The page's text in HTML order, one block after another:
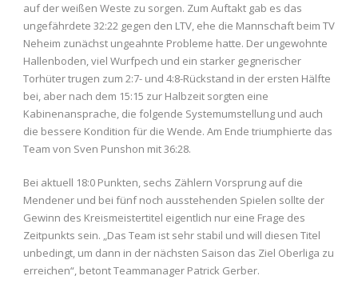
auf der weißen Weste zu sorgen. Zum Auftakt gab es das
ungefährdete 32:22 gegen den LTV, ehe die Mannschaft beim TV
Neheim zunächst ungeahnte Probleme hatte. Der ungewohnte
Hallenboden, viel Wurfpech und ein starker gegnerischer
Torhüter trugen zum 2:7- und 4:8-Rückstand in der ersten Hälfte
bei, aber nach dem 15:15 zur Halbzeit sorgten eine
Kabinenansprache, die folgende Systemumstellung und auch
die bessere Kondition für die Wende. Am Ende triumphierte das
Team von Sven Punshon mit 36:28.
Bei aktuell 18:0 Punkten, sechs Zählern Vorsprung auf die
Mendener und bei fünf noch ausstehenden Spielen sollte der
Gewinn des Kreismeistertitel eigentlich nur eine Frage des
Zeitpunkts sein. „Das Team ist sehr stabil und will diesen Titel
unbedingt, um dann in der nächsten Saison das Ziel Oberliga zu
erreichen“, betont Teammanager Patrick Gerber.